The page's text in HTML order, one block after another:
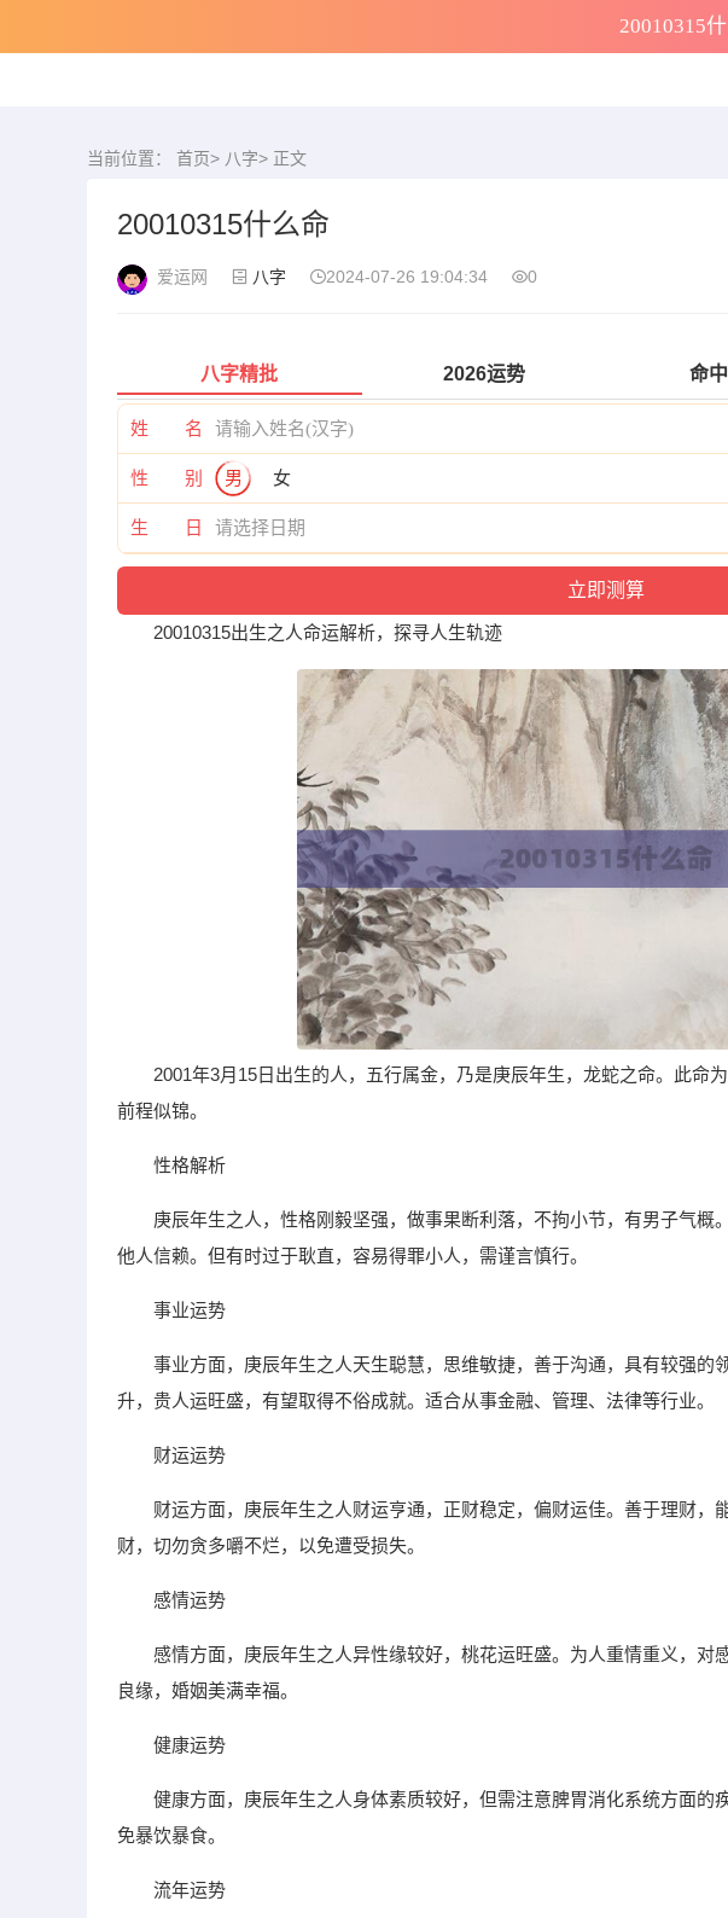
20010315
当前位置： 首页> 八字> 正文
20010315什么命
爱运网 八字 2024-07-26 19:04:34 0
八字精批 2026运势 命
姓 名
性 别 男 女
生 日
20010315出生之人命运解析，探寻人生轨迹
2001年3月15日出生的人，五行属金，乃是庚辰年生，龙蛇之命。此命
前程似锦。
性格解析
庚辰年生之人，性格刚毅坚强，做事果断利落，不拘小节，有男子气概
他人信赖。但有时过于耿直，容易得罪小人，需谨言慎行。
事业运势
事业方面，庚辰年生之人天生聪慧，思维敏捷，善于沟通，具有较强的
升，贵人运旺盛，有望取得不俗成就。适合从事金融、管理、法律等行业。
财运运势
财运方面，庚辰年生之人财运亨通，正财稳定，偏财运佳。善于理财，
财，切勿贪多嚼不烂，以免遭受损失。
感情运势
感情方面，庚辰年生之人异性缘较好，桃花运旺盛。为人重情重义，对
良缘，婚姻美满幸福。
健康运势
健康方面，庚辰年生之人身体素质较好，但需注意脾胃消化系统方面的
免暴饮暴食。
流年运势